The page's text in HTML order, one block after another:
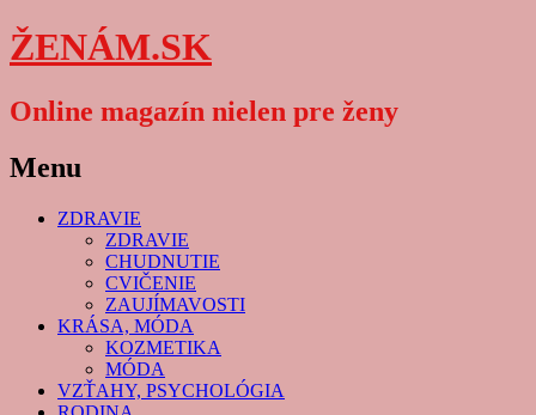
ŽENÁM.SK
Online magazín nielen pre ženy
Menu
Skip
ZDRAVIE
ZDRAVIE
CHUDNUTIE
CVIČENIE
ZAUJÍMAVOSTI
KRÁSA, MÓDA
KOZMETIKA
MÓDA
VZŤAHY, PSYCHOLÓGIA